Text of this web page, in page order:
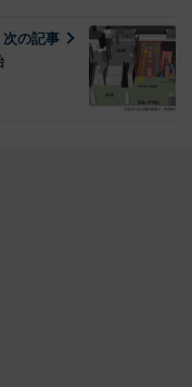
次の記事